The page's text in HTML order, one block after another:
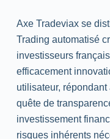
Axe Tradeviax se
Trading automatisé
investisseurs
efficacement
utilisateur, répondant
quête de
investissement
risques inhérents